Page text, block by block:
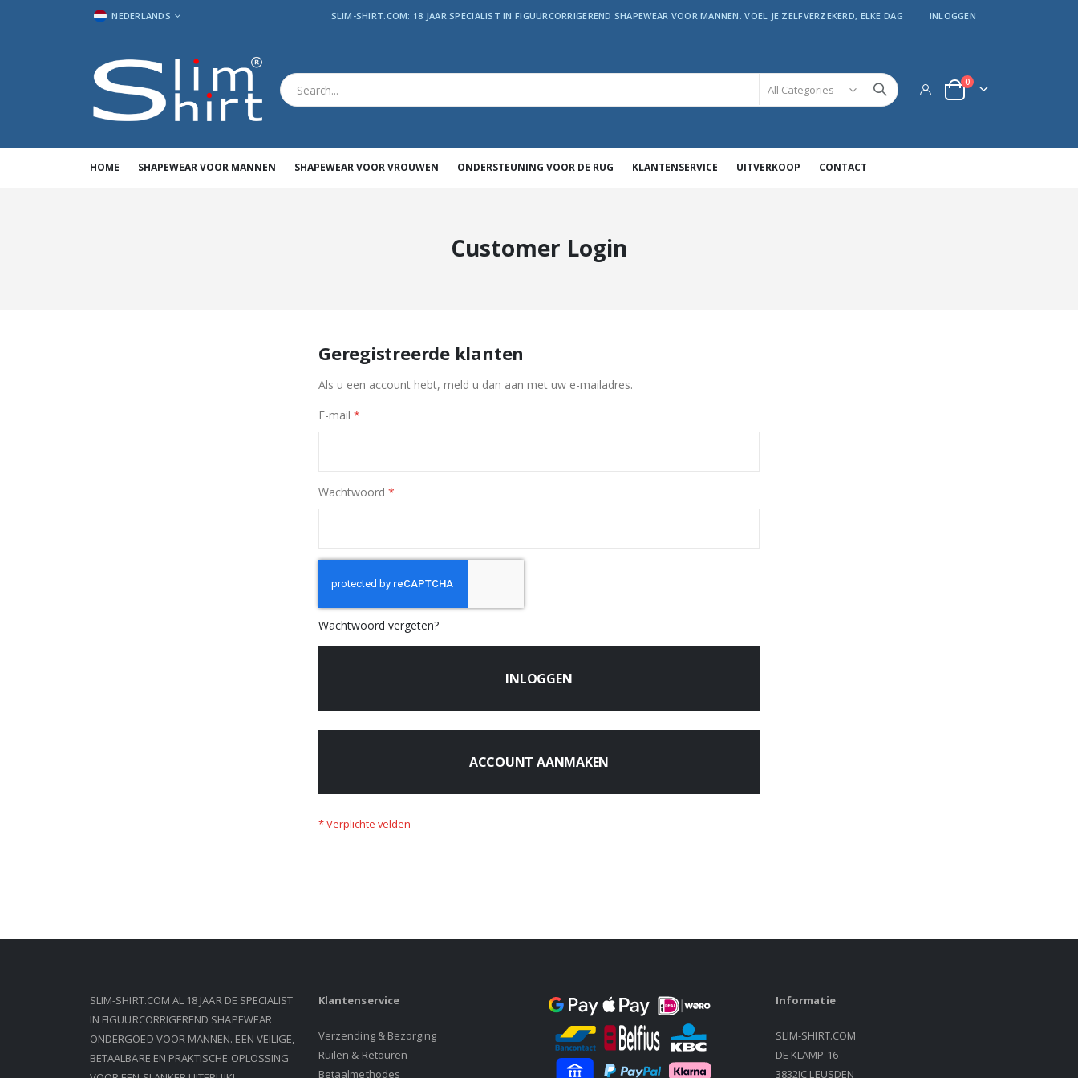
TAAL NEDERLANDS SLIM-SHIRT.COM: 18 JAAR SPECIALIST IN FIGUURCORRIGEREND SHAPEWEAR VOOR MANNEN. VOEL JE ZELFVERZEKERD, ELKE DAG INLOGGEN
kar
0producten
HOME SHAPEWEAR VOOR MANNEN SHAPEWEAR VOOR VROUWEN ONDERSTEUNING VOOR DE RUG KLANTENSERVICE UITVERKOOP CONTACT
Customer Login
Geregistreerde klanten
Als u een account hebt, meld u dan aan met uw e-mailadres.
E-mail
Wachtwoord
Wachtwoord vergeten?
INLOGGEN
ACCOUNT AANMAKEN
SLIM-SHIRT.COM AL 18 JAAR DE SPECIALIST
IN FIGUURCORRIGEREND SHAPEWEAR
ONDERGOED VOOR MANNEN. EEN VEILIGE,
BETAALBARE EN PRAKTISCHE OPLOSSING
Klantenservice
Verzending & Bezorging
Ruilen & Retouren
Betaalmethodes
Informatie
SLIM-SHIRT.COM
DE KLAMP 16
3832JC LEUSDEN